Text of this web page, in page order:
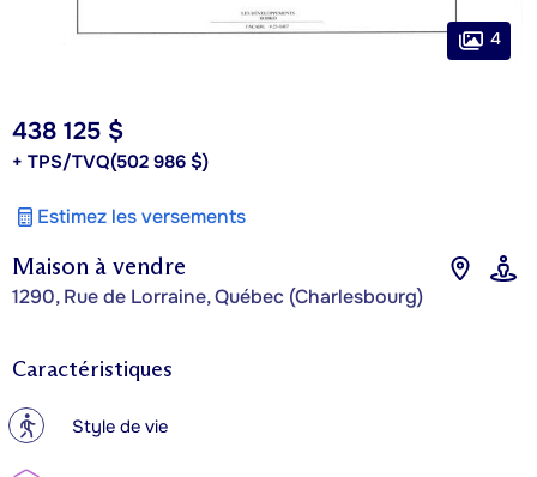
Maison à vendre
1290, Rue de Lorraine, Québec (Charlesbourg)
438 125 $
+ TPS/TVQ(502 986 $)
Estimez les versements
4
Caractéristiques
? Style de vie